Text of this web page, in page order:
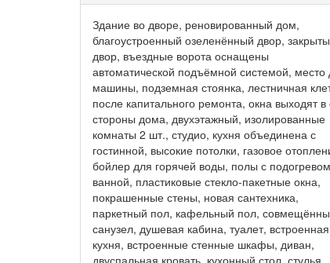
Здание во дворе, реновированный дом,
благоустроенный озеленённый двор,
двор, въездные ворота оснащены
автоматической подъёмной системой, место
машины, подземная стоянка, лестничная
после капитального ремонта, окна выходят в
стороны дома, двухэтажный, изолированные
комнаты 2 шт., студио, кухня объединена с
гостинной, высокие потолки, газовое
бойлер для горячей воды, полы с
ванной, пластиковые стекло-пакетные окна,
покрашенные стены, новая сантехника,
паркетный пол, кафельный пол,
санузел, душевая кабина, туалет, встроенная
кухня, встроенные стенные шкафы, диван,
двуспальная кровать, кухонный стол, стулья,